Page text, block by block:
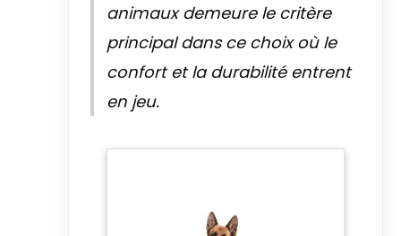
animaux demeure le critère
principal dans ce choix où le
confort et la durabilité entrent
en jeu.